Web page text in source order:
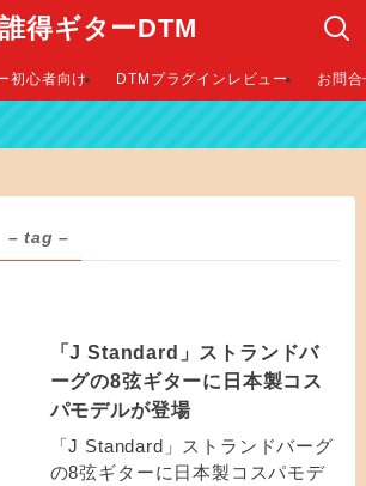
誰得ギターDTM
初心者向け DTMプラグインレビュー お問
– tag –
「J Standard」ストランドバ
ーグの8弦ギターに日本製コス
パモデルが登場
「J Standard」ストランドバーグ
の8弦ギターに日本製コスパモデ